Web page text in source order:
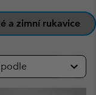
a zimní rukavice